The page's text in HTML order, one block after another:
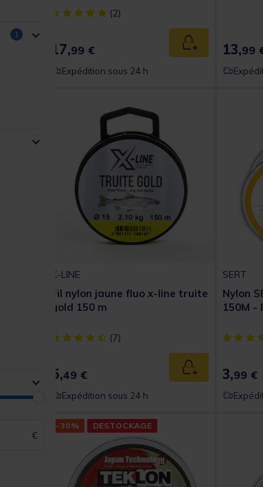
1
€
[object Object] out of 5 Customer Rating
(2)
17,99 € Ajouter au
Expédition sous 24 h
13,99
X-LINE
Fil nylon jaune fluo x-line truite
gold 150 m
[object Object] out of 5 Customer Rating
(7)
5,49 € Ajouter au
Expédition sous 24 h
SERT
Nylon
150M -
[object
3,99 €
-30% DESTOCKAGE